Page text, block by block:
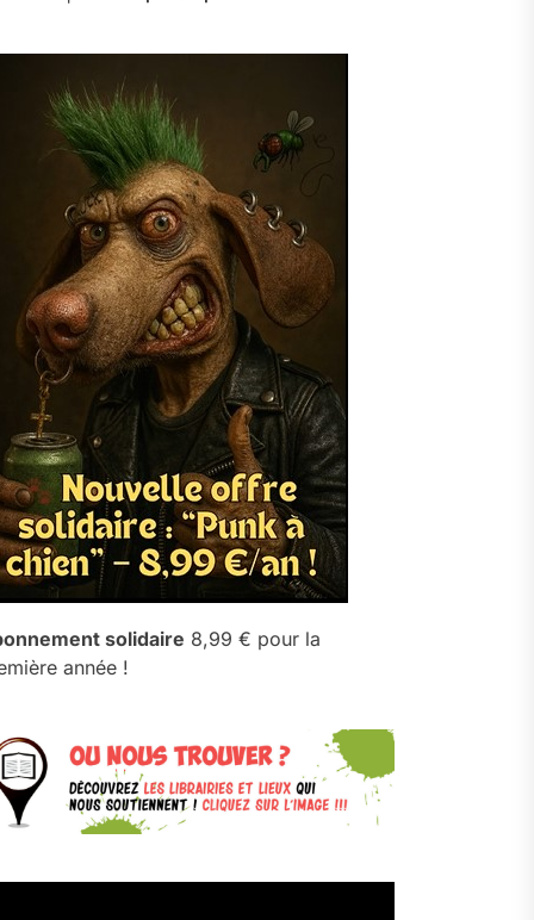
solidaire 8,99 € pour la
année !